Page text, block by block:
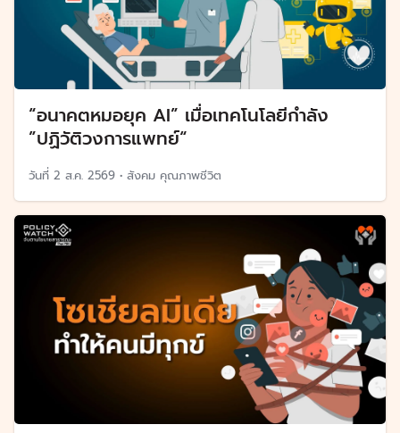
“อนาคตหมอยุค AI” เมื่อเทคโนโลยีกำลัง
”ปฏิวัติวงการแพทย์“
วันที่ 2 ส.ค. 2569 • สังคม คุณภาพชีวิต